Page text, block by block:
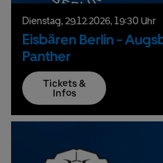
Dienstag,29.12.2026,19:30 Uhr
Eisbären Berlin -
Panther
Tickets &
Infos